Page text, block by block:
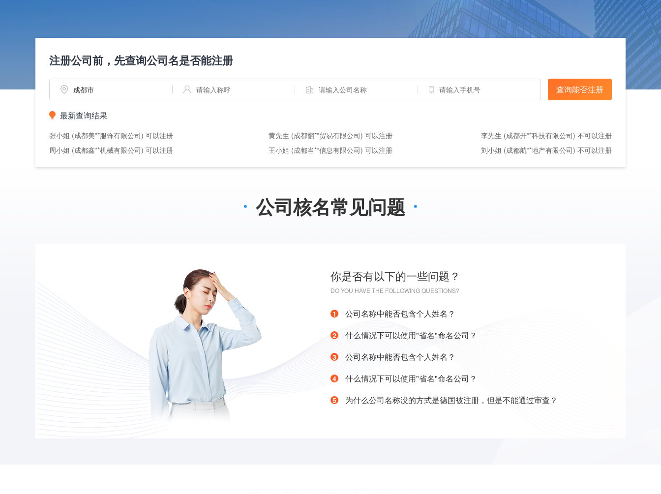
注册公司前，先查询公司名是否能注册
最新查询结果
张小姐 (成都美**服饰有限公司) 可以注册 黄先生 (成都翻**贸易有限公司) 可以注册
李先生 (成都开**科技有限公司) 不可以注册
周小姐 (成都鑫**机械有限公司) 可以注册
王小姐 (成都当**信息有限公司) 可以注册 刘小姐 (成都航**地产有限公司) 不可以注册
公司核名常见问题
你是否有以下的一些问题？
DO YOU HAVE THE FOLLOWING QUESTIONS?
公司名称中能否包含个人姓名？
什么情况下可以使用"省名"命名公司？
公司名称中能否包含个人姓名？
什么情况下可以使用"省名"命名公司？
为什么公司名称没的方式是德国被注册，但是不能通过审查？